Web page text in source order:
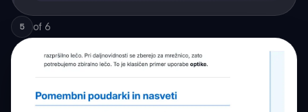
5 of 6